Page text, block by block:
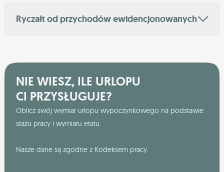
Ryczałt od przychodów ewidencjonowanych
NIE WIESZ, ILE URLOPU
CI PRZYSŁUGUJE?
Oblicz swój wymiar urlopu wypoczynkowego na podstawie
stażu pracy i wymiaru etatu.
Nasze dane są zgodne z Kodeksem pracy.